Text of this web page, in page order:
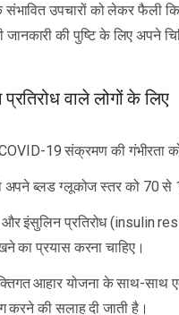
उपचारों को लेकर फैली
की पुष्टि के लिए अपने
वाले लोगों के लिए
19 संक्रमण की गंभीरता को
ब्लड ग्लूकोज स्तर को 70 से
इंसुलिन प्रतिरोध (insulin
का प्रयास करना चाहिए।
आहार योजना के साथ-
की सलाह दी जाती है।